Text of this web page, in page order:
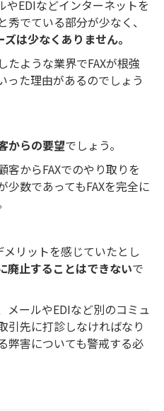
やEDIなどインターネットを
でている部分が少なく、
は少なくありません。
たような業界でFAXが根強
った理由があるのでしょう
からの要望でしょう。
からFAXでのやり取りを
数であってもFAXを完全に
メリットを感じていたとし
廃止することはできないで
メールやEDIなど別のコミュ
引先に打診しなければなり
弊害についても警戒する必